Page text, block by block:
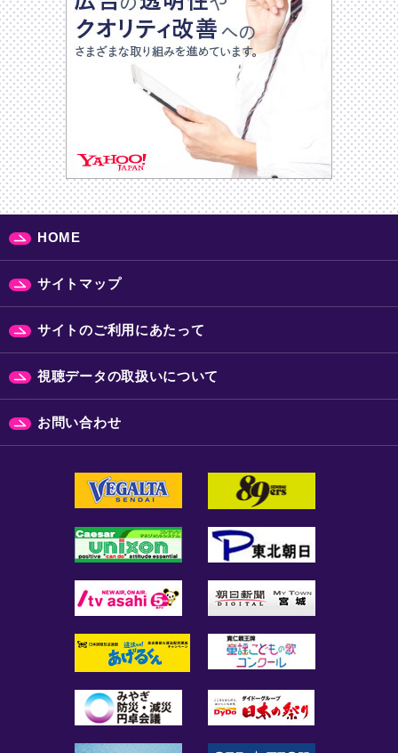
HOME
サイトマップ
サイトのご利用にあたって
視聴データの取扱いについて
お問い合わせ